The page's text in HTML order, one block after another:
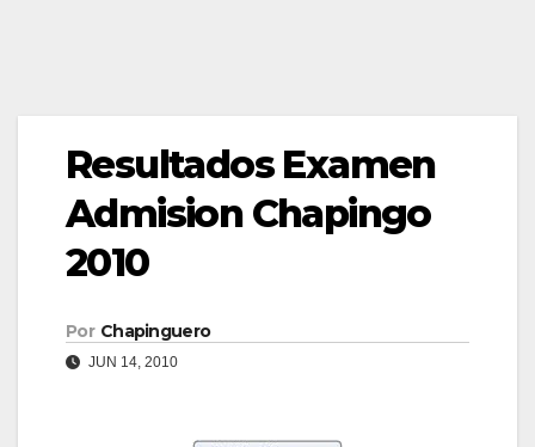
Resultados Examen
Admision Chapingo
2010
Por Chapinguero
JUN 14, 2010